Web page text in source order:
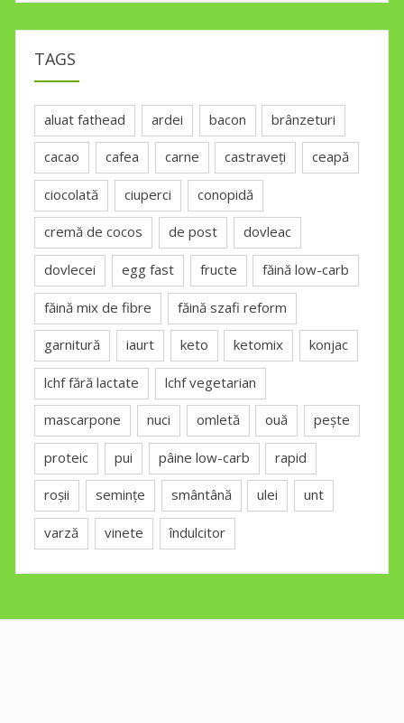
TAGS
aluat fathead ardei bacon brânzeturi
cacao cafea carne castraveți ceapă
ciocolată ciuperci conopidă
cremă de cocos de post dovleac
dovlecei egg fast fructe făină low-carb
făină mix de fibre făină szafi reform
garnitură iaurt keto ketomix konjac
lchf fără lactate lchf vegetarian
mascarpone nuci omletă ouă pește
proteic pui pâine low-carb rapid
roșii semințe smântână ulei unt
varză vinete îndulcitor